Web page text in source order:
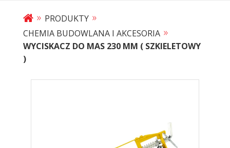
» PRODUKTY »
CHEMIA BUDOWLANA I AKCESORIA »
WYCISKACZ DO MAS 230 MM ( SZKIELETOWY
)